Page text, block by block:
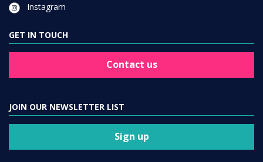
Instagram
GET IN TOUCH
Contact us
JOIN OUR NEWSLETTER LIST
Sign up